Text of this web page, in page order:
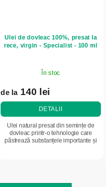
Ulei de dovleac 100%, presat la
rece, virgin - Specialist - 100 ml
În stoc
de la140 lei
DETALII
Ulei natural presat din semințe de
dovleac printr-o tehnologie care
păstrează substanțele importante și